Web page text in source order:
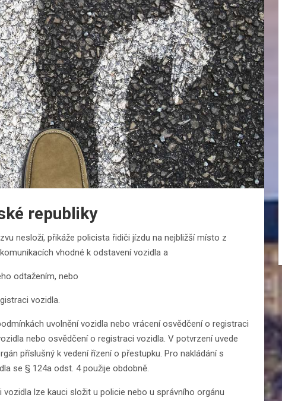
republiky
nesloží, přikáže policista řidiči jízdu na nejbližší místo z
vhodné k odstavení vozidla a
odtažením, nebo
vozidla.
uvolnění vozidla nebo vrácení osvědčení o registraci
nebo osvědčení o registraci vozidla. V potvrzení uvede
příslušný k vedení řízení o přestupku. Pro nakládání s
se § 124a odst. 4 použije obdobně.
lze kauci složit u policie nebo u správního orgánu